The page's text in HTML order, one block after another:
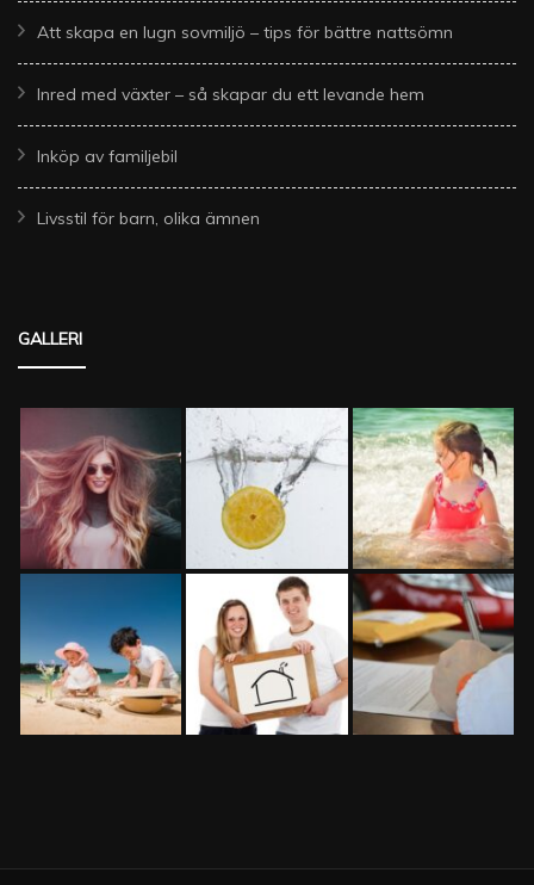
Att skapa en lugn sovmiljö – tips för bättre nattsömn
Inred med växter – så skapar du ett levande hem
Inköp av familjebil
Livsstil för barn, olika ämnen
GALLERI